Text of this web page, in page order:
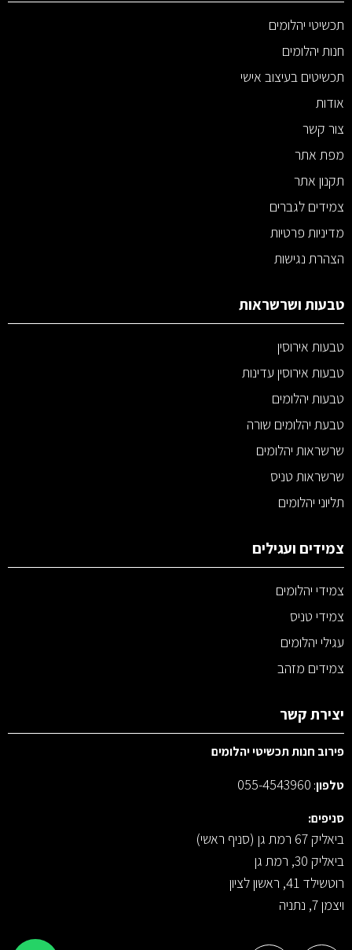
תכשיטי יהלומים
חנות יהלומים
תכשיטים בעיצוב אישי
אודות
צור קשר
מפת אתר
תקנון אתר
צמידים לגברים
מדיניות פרטיות
הצהרת נגישות
טבעות ושרשראות
טבעות אירוסין
טבעות אירוסין עדינות
טבעות יהלומים
טבעת יהלומים שורה
שרשראות יהלומים
שרשראות טניס
תליוני יהלומים
צמידים ועגילים
צמידי יהלומים
צמידי טניס
עגילי יהלומים
צמידים מזהב
יצירת קשר
פירוב חנות תכשיטי יהלומים
טלפון:
055-4543960
סניפים:
ביאליק 67 רמת גן (סניף ראשי)
ביאליק 30, רמת גן
רוטשילד 41, ראשון לציון
ויצמן 7, נתניה